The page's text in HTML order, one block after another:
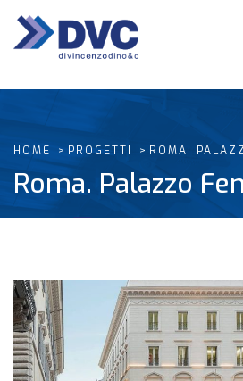
HOME PROGETTI ROMA.
Roma. Palazzo